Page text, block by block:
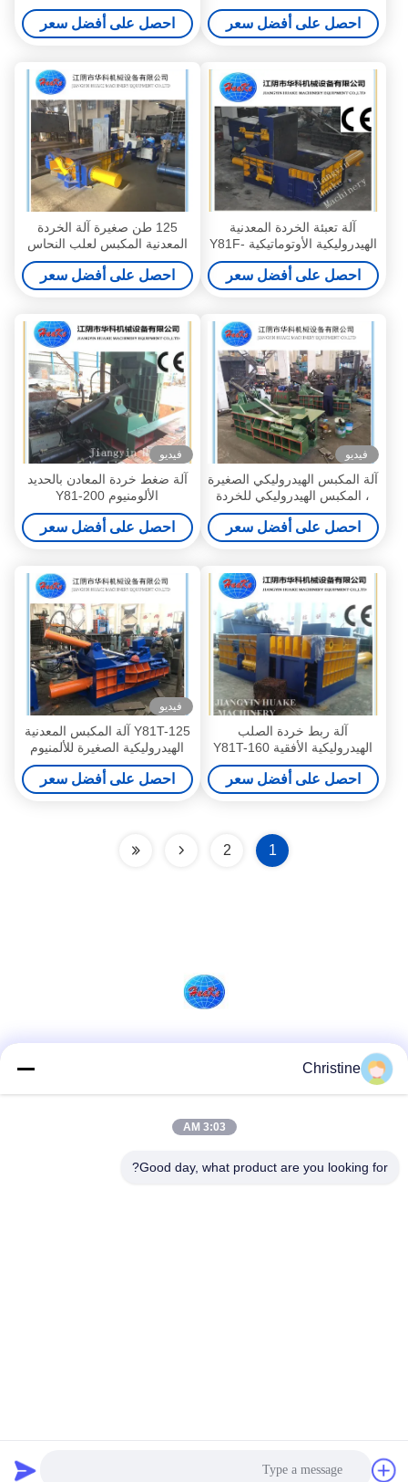
والنحاس
احصل على أفضل سعر
المعدنية المكبس
احصل على أفضل سعر
آلة تعبئة الخردة المعدنية
الهيدروليكية الأوتوماتيكية Y81F-
315
احصل على أفضل سعر
125 طن صغيرة آلة الخردة
المعدنية المكبس لعلب النحاس
الصلب الألومنيوم UBC
احصل على أفضل سعر
فيديو
آلة المكبس الهيدروليكي الصغيرة
، المكبس الهيدروليكي للخردة
المعدنية Y81-125A
احصل على أفضل سعر
فيديو
آلة ضغط خردة المعادن بالحديد
الألومنيوم Y81-200
احصل على أفضل سعر
آلة ربط خردة الصلب
الهيدروليكية الأفقية Y81T-160
احصل على أفضل سعر
فيديو
Y81T-125 آلة المكبس المعدنية
الهيدروليكية الصغيرة للألمنيوم
احصل على أفضل سعر
1
2
Christine
3:03 AM
Good day, what product are you looking for?